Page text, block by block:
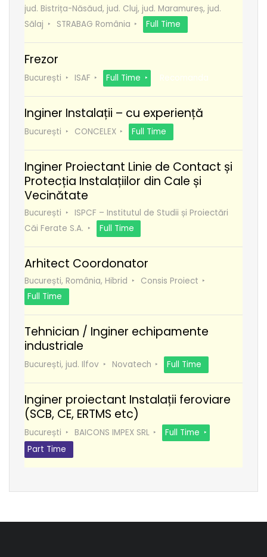
jud. Bistrița-Năsăud, jud. Cluj, jud. Maramureș, jud.
Sălaj
STRABAG România Full Time
Frezor
București ISAF Full Time Recomanda
Inginer Instalații – cu experiență
București CONCELEX Full Time
Inginer Proiectant Linie de Contact și
Protecția Instalațiilor din Cale și
Vecinătate
București
ISPCF – Institutul de Studii și Proiectări
Căi Ferate S.A.
Full Time
Arhitect Coordonator
București, România, Hibrid
Consis Proiect
Full Time
Tehnician / Inginer echipamente
industriale
București, jud. Ilfov Novatech Full Time
Inginer proiectant Instalații feroviare
(SCB, CE, ERTMS etc)
București BAICONS IMPEX SRL
Full Time
Part Time